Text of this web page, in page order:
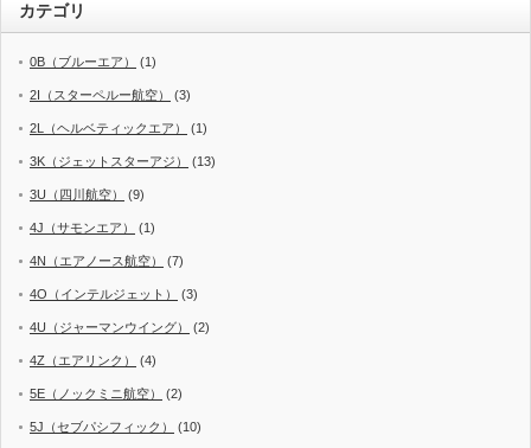
カテゴリ
0B（ブルーエア） (1)
2I（スターペルー航空） (3)
2L（ヘルベティックエア） (1)
3K（ジェットスターアジ） (13)
3U（四川航空） (9)
4J（サモンエア） (1)
4N（エアノース航空） (7)
4O（インテルジェット） (3)
4U（ジャーマンウイング） (2)
4Z（エアリンク） (4)
5E（ノックミニ航空） (2)
5J（セブパシフィック） (10)